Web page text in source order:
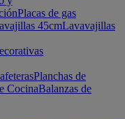
Placas de gas
45cmLavavajillas
Planchas de
CocinaBalanzas de